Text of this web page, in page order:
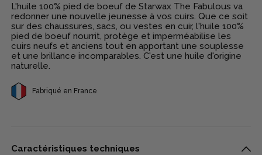
L'huile 100% pied de boeuf de Starwax The Fabulous va
redonner une nouvelle jeunesse à vos cuirs. Que ce soit
sur des chaussures, sacs, ou vestes en cuir, l'huile 100%
pied de boeuf nourrit, protège et imperméabilise les
cuirs neufs et anciens tout en apportant une souplesse
et une brillance incomparables. C'est une huile d'origine
naturelle.
Fabriqué en France
Caractéristiques techniques